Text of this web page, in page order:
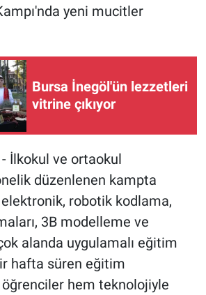
yeni mucitler
Bursa İnegöl'ün lezzetleri
vitrine çıkıyor
- İlkokul ve ortaokul
düzenlenen kampta
robotik kodlama,
3B modelleme ve
alanda uygulamalı eğitim
hafta süren eğitim
hem teknolojiyle